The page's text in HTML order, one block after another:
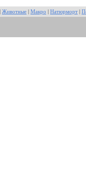
Животные Макро Натюрморт